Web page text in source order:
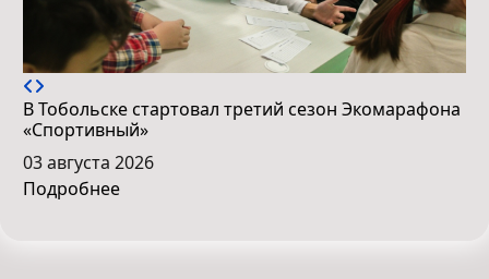
В Тобольске стартовал третий сезон Экомарафона
«Спортивный»
03 августа 2026
Подробнее